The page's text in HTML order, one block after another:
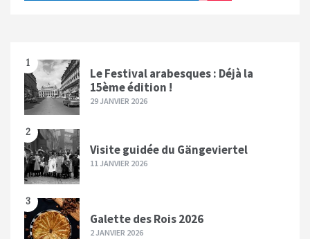
1
Le Festival arabesques : Déjà la
15ème édition !
29 JANVIER 2026
2
Visite guidée du Gängeviertel
11 JANVIER 2026
3
Galette des Rois 2026
2 JANVIER 2026